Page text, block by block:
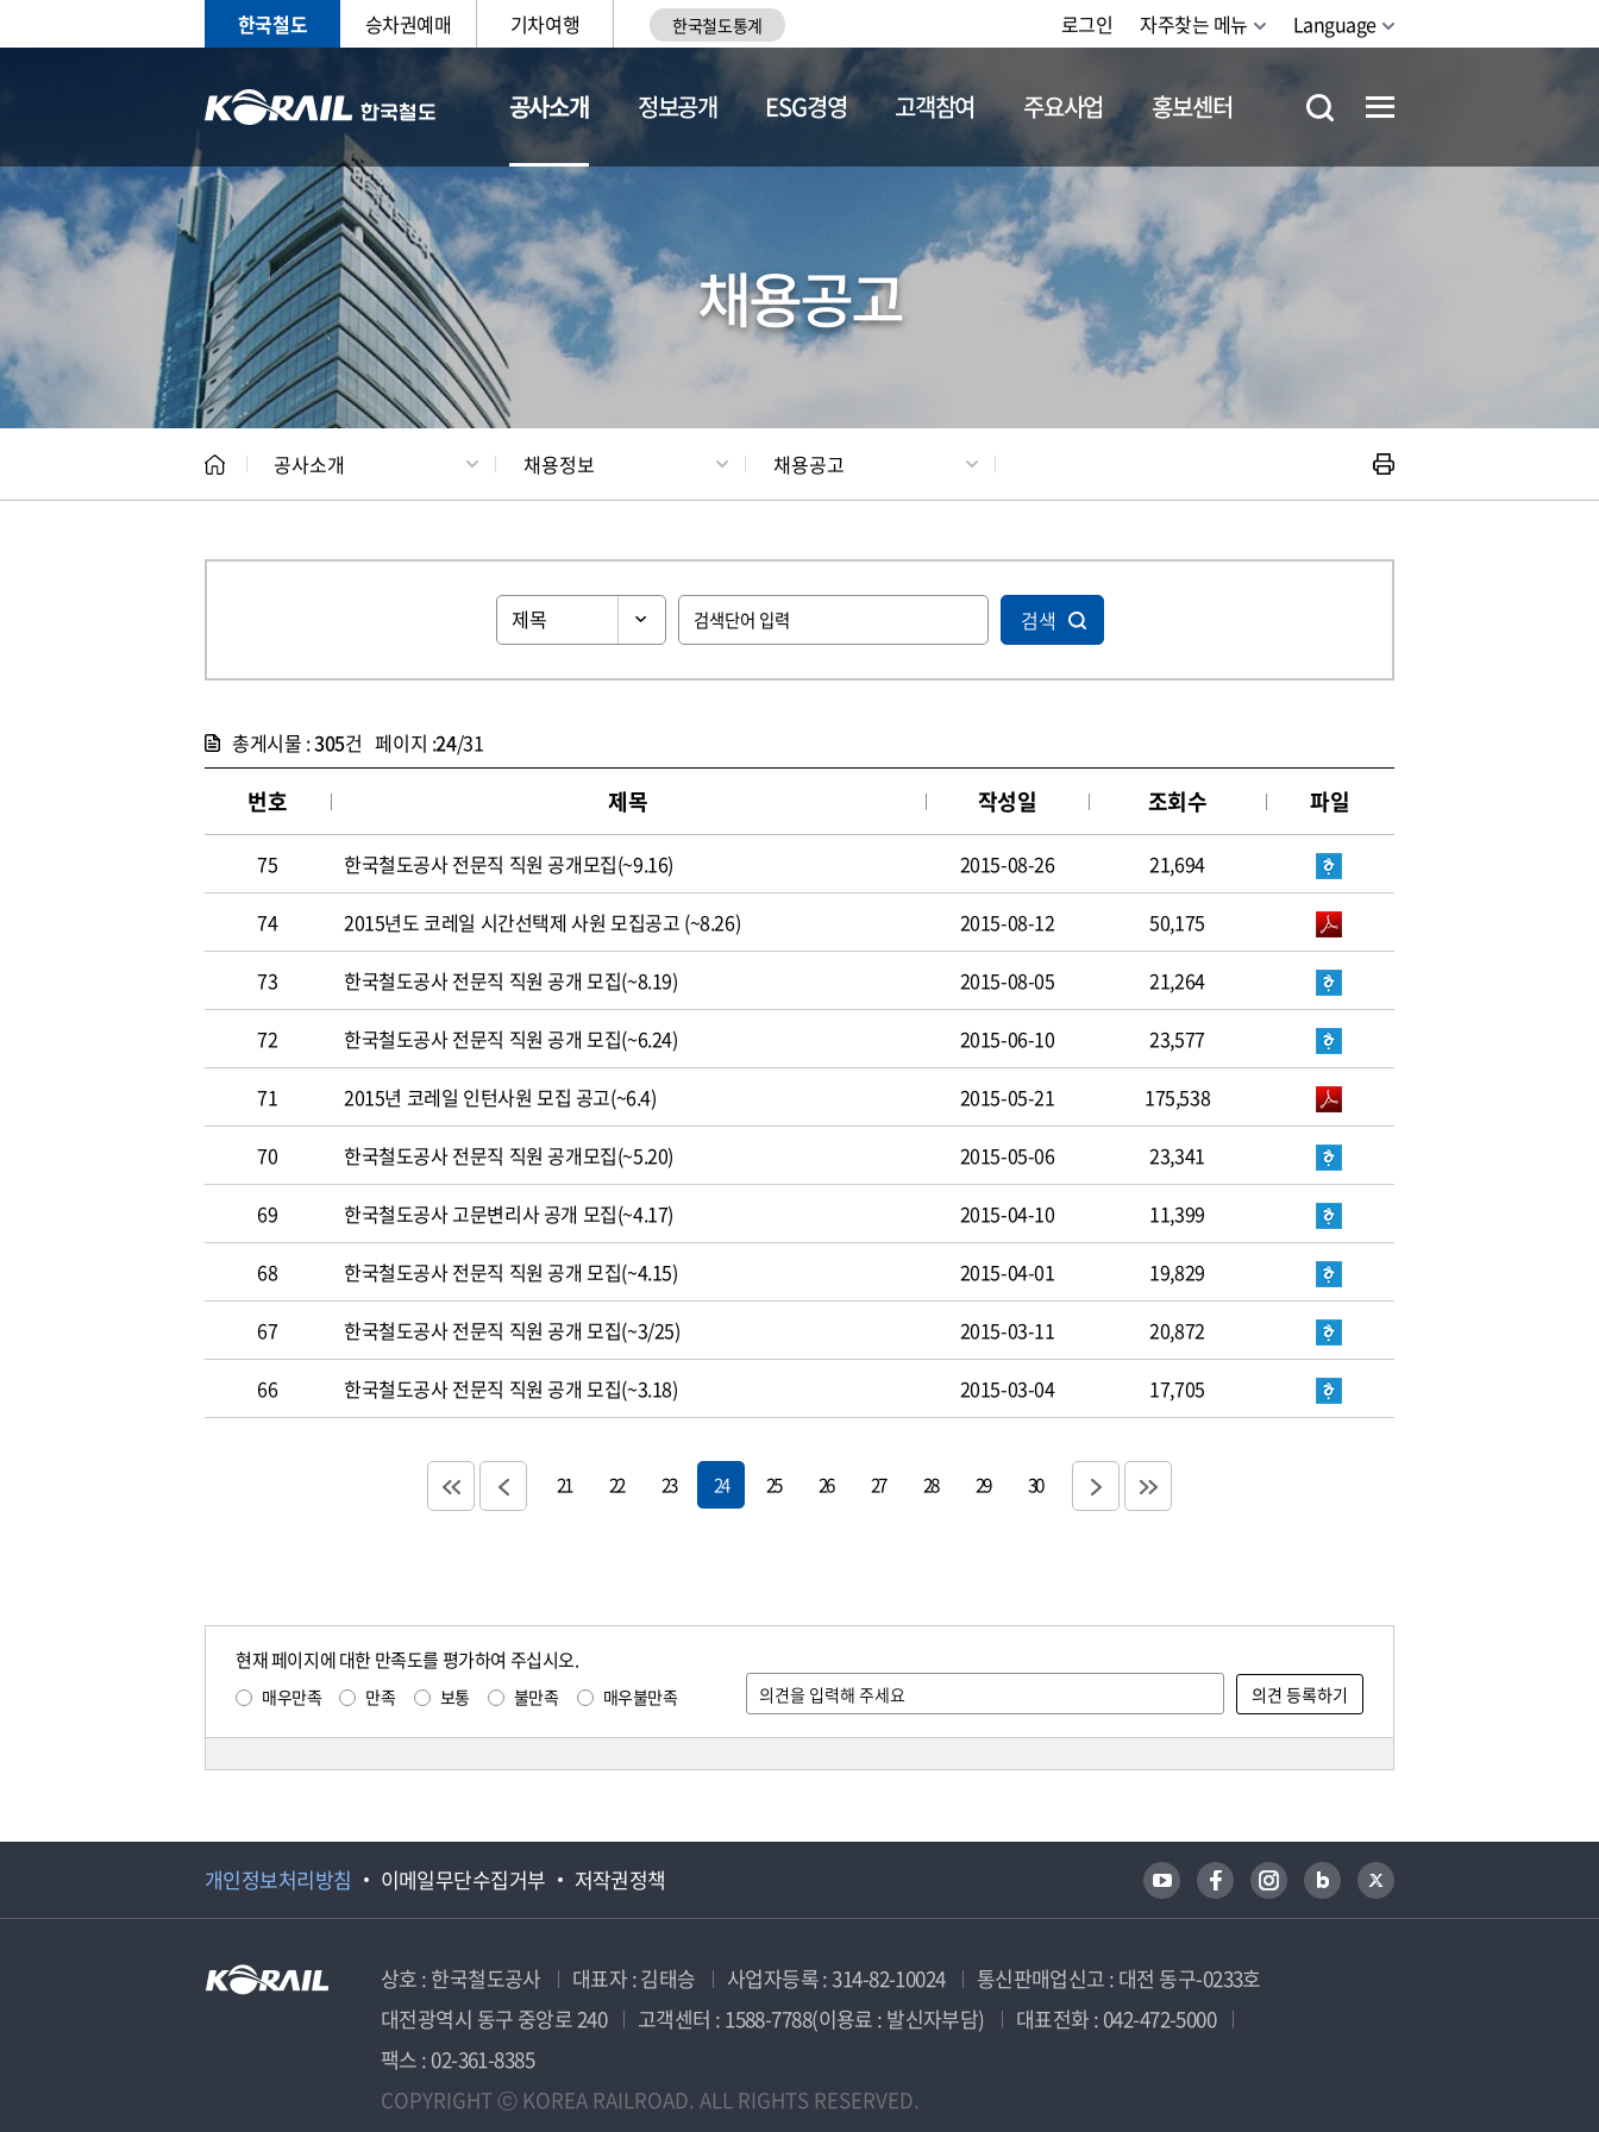
한국철도 승차권예매 기차여행 한국철도통계 로그인 자주찾는 메뉴 Language
공사소개
CEO 일반현황 채용정보
정보공개 ESG경영 고객참여 주요사업 홍보센터
채용공고
공사소개 채용정보 채용공고
검색
총게시물 :305건 페이지 :24/31
번호 제목 작성일 조회수 파일
75 한국철도공사 전문직 직원 공개모집(~9.16) 2015-08-26 21,694
74 2015년도 코레일 시간선택제 사원 모집공고 (~8.26) 2015-08-12 50,175
73 한국철도공사 전문직 직원 공개 모집(~8.19) 2015-08-05 21,264
72 한국철도공사 전문직 직원 공개 모집(~6.24) 2015-06-10 23,577
71 2015년 코레일 인턴사원 모집 공고(~6.4) 2015-05-21 175,538
70 한국철도공사 전문직 직원 공개모집(~5.20) 2015-05-06 23,341
69 한국철도공사 고문변리사 공개 모집(~4.17) 2015-04-10 11,399
68 한국철도공사 전문직 직원 공개 모집(~4.15) 2015-04-01 19,829
67 한국철도공사 전문직 직원 공개 모집(~3/25) 2015-03-11 20,872
66 한국철도공사 전문직 직원 공개 모집(~3.18) 2015-03-04 17,705
21 22 23 24 25 26 27 28 29 30
현재 페이지에 대한 만족도를 평가하여 주십시오.
매우만족 만족 보통 불만족 매우불만족
개인정보처리방침 이메일무단수집거부 저작권정책
상호 : 한국철도공사 대표자 : 김태승 사업자등록 : 314-82-10024
통신판매업신고 : 대전 동구-0233호
대전광역시 동구 중앙로 240
고객센터 : 1588-7788(이용료 : 발신자부담)
대표전화 : 042-472-5000
팩스 : 02-361-8385
COPYRIGHT ⓒ KOREA RAILROAD. ALL RIGHTS RESERVED.